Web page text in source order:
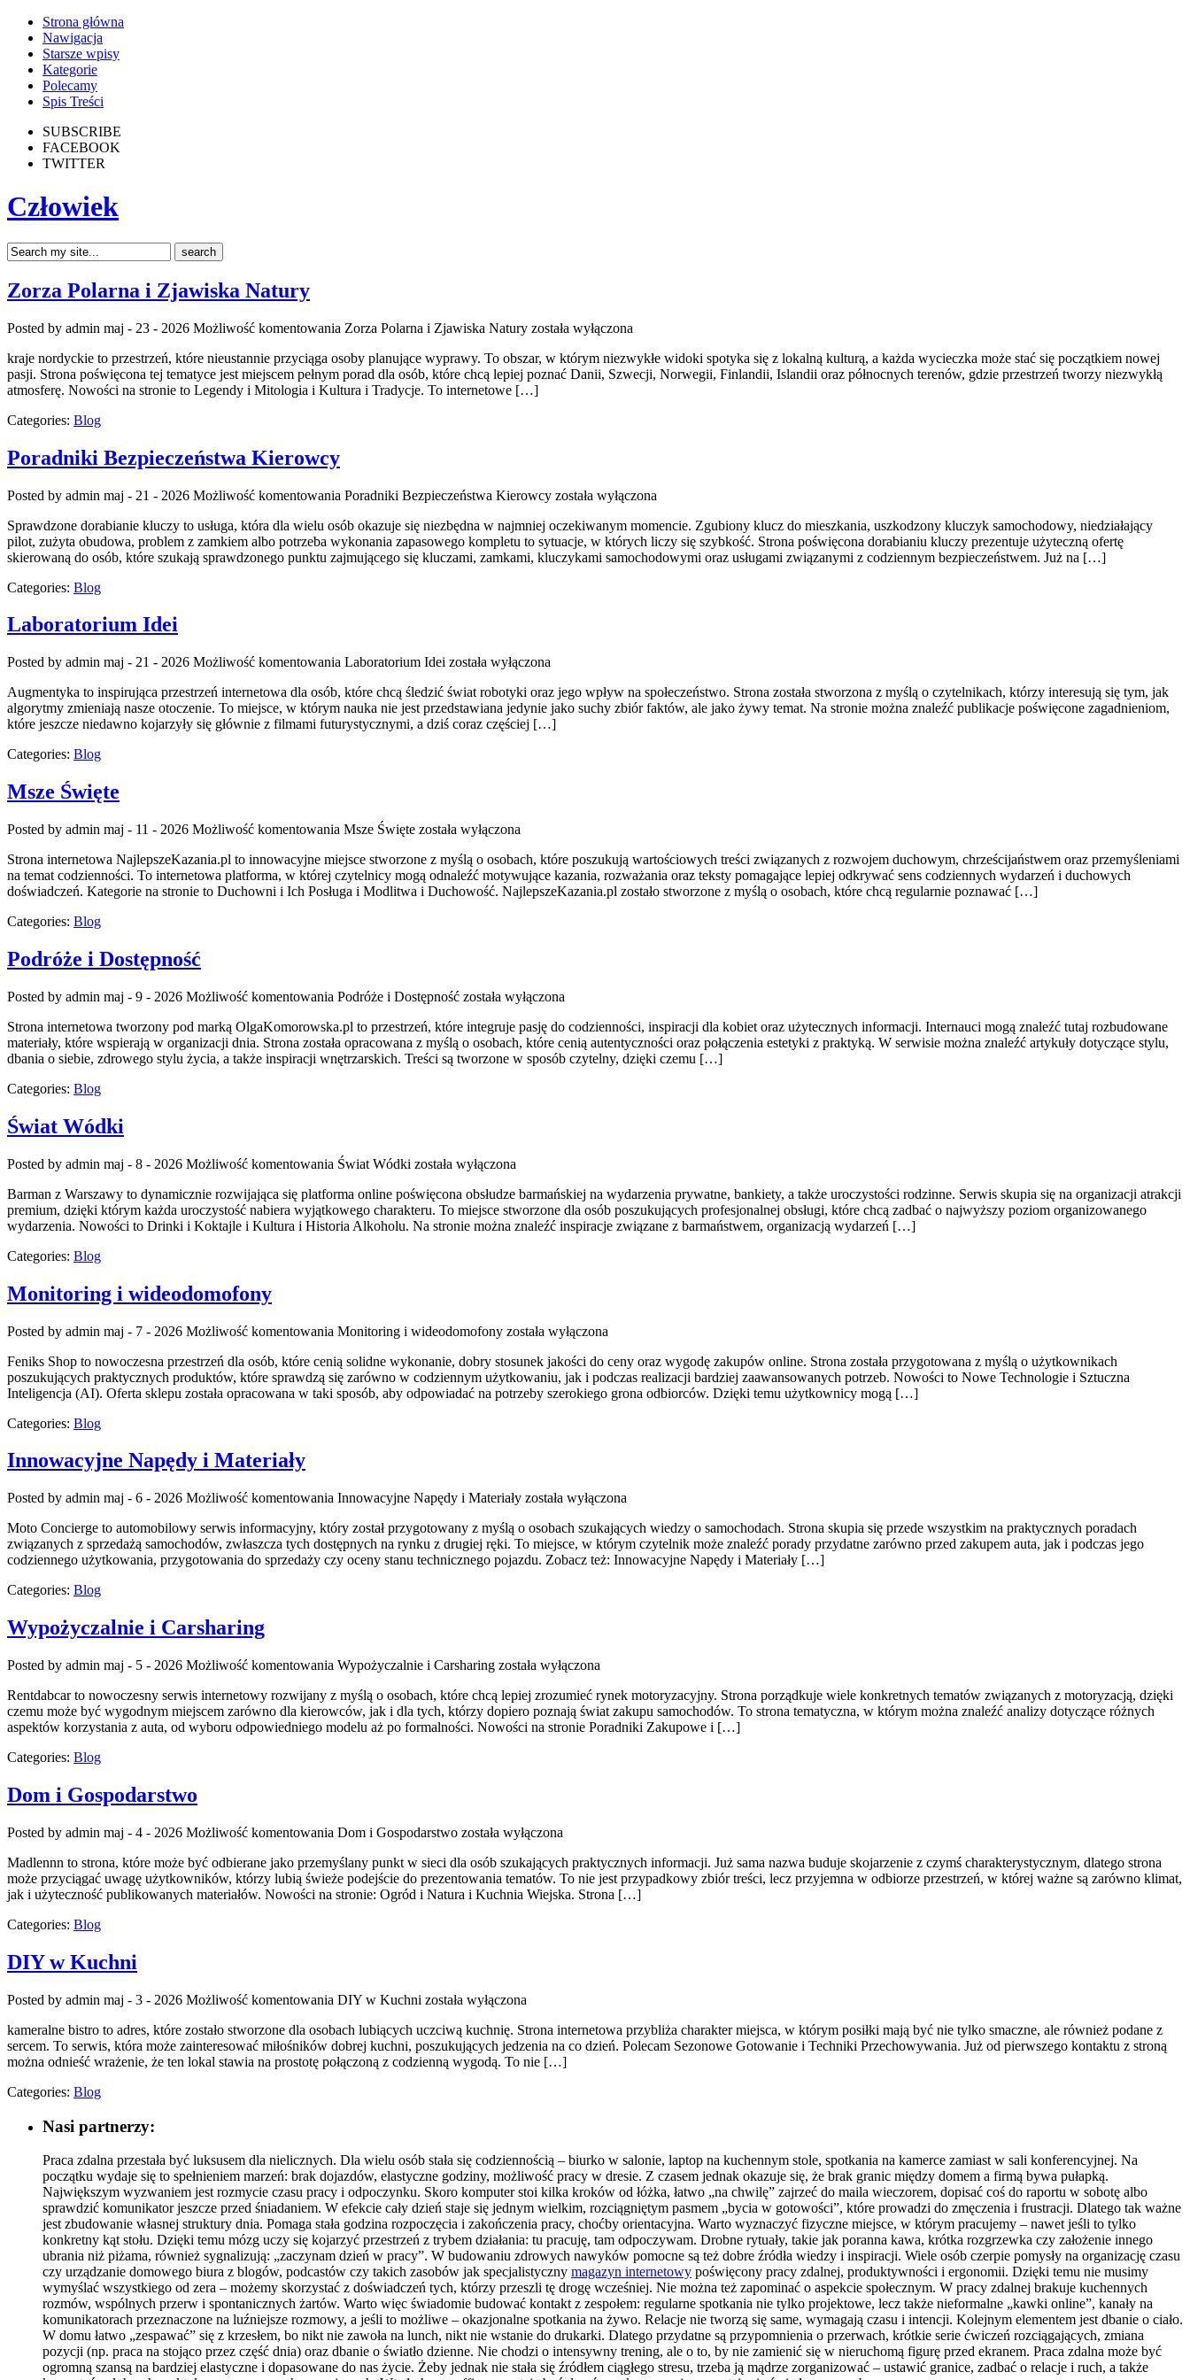
Strona główna
Nawigacja
Starsze wpisy
Kategorie
Polecamy
Spis Treści
SUBSCRIBE
FACEBOOK
TWITTER
Człowiek
Zorza Polarna i Zjawiska Natury
Posted by admin maj - 23 - 2026 Możliwość komentowania Zorza Polarna i Zjawiska Natury została wyłączona
kraje nordyckie to przestrzeń, które nieustannie przyciąga osoby planujące wyprawy. To obszar, w którym niezwykłe widoki spotyka się z lokalną kulturą, a każda wycieczka może stać się początkiem nowej
pasji. Strona poświęcona tej tematyce jest miejscem pełnym porad dla osób, które chcą lepiej poznać Danii, Szwecji, Norwegii, Finlandii, Islandii oraz północnych terenów, gdzie przestrzeń tworzy niezwykłą
atmosferę. Nowości na stronie to Legendy i Mitologia i Kultura i Tradycje. To internetowe […]
Categories: Blog
Poradniki Bezpieczeństwa Kierowcy
Posted by admin maj - 21 - 2026 Możliwość komentowania Poradniki Bezpieczeństwa Kierowcy została wyłączona
Sprawdzone dorabianie kluczy to usługa, która dla wielu osób okazuje się niezbędna w najmniej oczekiwanym momencie. Zgubiony klucz do mieszkania, uszkodzony kluczyk samochodowy, niedziałający
pilot, zużyta obudowa, problem z zamkiem albo potrzeba wykonania zapasowego kompletu to sytuacje, w których liczy się szybkość. Strona poświęcona dorabianiu kluczy prezentuje użyteczną ofertę
skierowaną do osób, które szukają sprawdzonego punktu zajmującego się kluczami, zamkami, kluczykami samochodowymi oraz usługami związanymi z codziennym bezpieczeństwem. Już na […]
Categories: Blog
Laboratorium Idei
Posted by admin maj - 21 - 2026 Możliwość komentowania Laboratorium Idei została wyłączona
Augmentyka to inspirująca przestrzeń internetowa dla osób, które chcą śledzić świat robotyki oraz jego wpływ na społeczeństwo. Strona została stworzona z myślą o czytelnikach, którzy interesują się tym, jak
algorytmy zmieniają nasze otoczenie. To miejsce, w którym nauka nie jest przedstawiana jedynie jako suchy zbiór faktów, ale jako żywy temat. Na stronie można znaleźć publikacje poświęcone zagadnieniom,
które jeszcze niedawno kojarzyły się głównie z filmami futurystycznymi, a dziś coraz częściej […]
Categories: Blog
Msze Święte
Posted by admin maj - 11 - 2026 Możliwość komentowania Msze Święte została wyłączona
Strona internetowa NajlepszeKazania.pl to innowacyjne miejsce stworzone z myślą o osobach, które poszukują wartościowych treści związanych z rozwojem duchowym, chrześcijaństwem oraz przemyśleniami
na temat codzienności. To internetowa platforma, w której czytelnicy mogą odnaleźć motywujące kazania, rozważania oraz teksty pomagające lepiej odkrywać sens codziennych wydarzeń i duchowych
doświadczeń. Kategorie na stronie to Duchowni i Ich Posługa i Modlitwa i Duchowość. NajlepszeKazania.pl zostało stworzone z myślą o osobach, które chcą regularnie poznawać […]
Categories: Blog
Podróże i Dostępność
Posted by admin maj - 9 - 2026 Możliwość komentowania Podróże i Dostępność została wyłączona
Strona internetowa tworzony pod marką OlgaKomorowska.pl to przestrzeń, które integruje pasję do codzienności, inspiracji dla kobiet oraz użytecznych informacji. Internauci mogą znaleźć tutaj rozbudowane
materiały, które wspierają w organizacji dnia. Strona została opracowana z myślą o osobach, które cenią autentyczności oraz połączenia estetyki z praktyką. W serwisie można znaleźć artykuły dotyczące stylu,
dbania o siebie, zdrowego stylu życia, a także inspiracji wnętrzarskich. Treści są tworzone w sposób czytelny, dzięki czemu […]
Categories: Blog
Świat Wódki
Posted by admin maj - 8 - 2026 Możliwość komentowania Świat Wódki została wyłączona
Barman z Warszawy to dynamicznie rozwijająca się platforma online poświęcona obsłudze barmańskiej na wydarzenia prywatne, bankiety, a także uroczystości rodzinne. Serwis skupia się na organizacji atrakcji
premium, dzięki którym każda uroczystość nabiera wyjątkowego charakteru. To miejsce stworzone dla osób poszukujących profesjonalnej obsługi, które chcą zadbać o najwyższy poziom organizowanego
wydarzenia. Nowości to Drinki i Koktajle i Kultura i Historia Alkoholu. Na stronie można znaleźć inspiracje związane z barmaństwem, organizacją wydarzeń […]
Categories: Blog
Monitoring i wideodomofony
Posted by admin maj - 7 - 2026 Możliwość komentowania Monitoring i wideodomofony została wyłączona
Feniks Shop to nowoczesna przestrzeń dla osób, które cenią solidne wykonanie, dobry stosunek jakości do ceny oraz wygodę zakupów online. Strona została przygotowana z myślą o użytkownikach
poszukujących praktycznych produktów, które sprawdzą się zarówno w codziennym użytkowaniu, jak i podczas realizacji bardziej zaawansowanych potrzeb. Nowości to Nowe Technologie i Sztuczna
Inteligencja (AI). Oferta sklepu została opracowana w taki sposób, aby odpowiadać na potrzeby szerokiego grona odbiorców. Dzięki temu użytkownicy mogą […]
Categories: Blog
Innowacyjne Napędy i Materiały
Posted by admin maj - 6 - 2026 Możliwość komentowania Innowacyjne Napędy i Materiały została wyłączona
Moto Concierge to automobilowy serwis informacyjny, który został przygotowany z myślą o osobach szukających wiedzy o samochodach. Strona skupia się przede wszystkim na praktycznych poradach
związanych z sprzedażą samochodów, zwłaszcza tych dostępnych na rynku z drugiej ręki. To miejsce, w którym czytelnik może znaleźć porady przydatne zarówno przed zakupem auta, jak i podczas jego
codziennego użytkowania, przygotowania do sprzedaży czy oceny stanu technicznego pojazdu. Zobacz też: Innowacyjne Napędy i Materiały […]
Categories: Blog
Wypożyczalnie i Carsharing
Posted by admin maj - 5 - 2026 Możliwość komentowania Wypożyczalnie i Carsharing została wyłączona
Rentdabcar to nowoczesny serwis internetowy rozwijany z myślą o osobach, które chcą lepiej zrozumieć rynek motoryzacyjny. Strona porządkuje wiele konkretnych tematów związanych z motoryzacją, dzięki
czemu może być wygodnym miejscem zarówno dla kierowców, jak i dla tych, którzy dopiero poznają świat zakupu samochodów. To strona tematyczna, w którym można znaleźć analizy dotyczące różnych
aspektów korzystania z auta, od wyboru odpowiedniego modelu aż po formalności. Nowości na stronie Poradniki Zakupowe i […]
Categories: Blog
Dom i Gospodarstwo
Posted by admin maj - 4 - 2026 Możliwość komentowania Dom i Gospodarstwo została wyłączona
Madlennn to strona, które może być odbierane jako przemyślany punkt w sieci dla osób szukających praktycznych informacji. Już sama nazwa buduje skojarzenie z czymś charakterystycznym, dlatego strona
może przyciągać uwagę użytkowników, którzy lubią świeże podejście do prezentowania tematów. To nie jest przypadkowy zbiór treści, lecz przyjemna w odbiorze przestrzeń, w której ważne są zarówno klimat,
jak i użyteczność publikowanych materiałów. Nowości na stronie: Ogród i Natura i Kuchnia Wiejska. Strona […]
Categories: Blog
DIY w Kuchni
Posted by admin maj - 3 - 2026 Możliwość komentowania DIY w Kuchni została wyłączona
kameralne bistro to adres, które zostało stworzone dla osobach lubiących uczciwą kuchnię. Strona internetowa przybliża charakter miejsca, w którym posiłki mają być nie tylko smaczne, ale również podane z
sercem. To serwis, która może zainteresować miłośników dobrej kuchni, poszukujących jedzenia na co dzień. Polecam Sezonowe Gotowanie i Techniki Przechowywania. Już od pierwszego kontaktu z stroną
można odnieść wrażenie, że ten lokal stawia na prostotę połączoną z codzienną wygodą. To nie […]
Categories: Blog
Nasi partnerzy:
Praca zdalna przestała być luksusem dla nielicznych. Dla wielu osób stała się codziennością – biurko w salonie, laptop na kuchennym stole, spotkania na kamerce zamiast w sali konferencyjnej. Na
początku wydaje się to spełnieniem marzeń: brak dojazdów, elastyczne godziny, możliwość pracy w dresie. Z czasem jednak okazuje się, że brak granic między domem a firmą bywa pułapką.
Największym wyzwaniem jest rozmycie czasu pracy i odpoczynku. Skoro komputer stoi kilka kroków od łóżka, łatwo „na chwilę” zajrzeć do maila wieczorem, dopisać coś do raportu w sobotę albo
sprawdzić komunikator jeszcze przed śniadaniem. W efekcie cały dzień staje się jednym wielkim, rozciągniętym pasmem „bycia w gotowości”, które prowadzi do zmęczenia i frustracji. Dlatego tak ważne
jest zbudowanie własnej struktury dnia. Pomaga stała godzina rozpoczęcia i zakończenia pracy, choćby orientacyjna. Warto wyznaczyć fizyczne miejsce, w którym pracujemy – nawet jeśli to tylko
konkretny kąt stołu. Dzięki temu mózg uczy się kojarzyć przestrzeń z trybem działania: tu pracuję, tam odpoczywam. Drobne rytuały, takie jak poranna kawa, krótka rozgrzewka czy założenie innego
ubrania niż piżama, również sygnalizują: „zaczynam dzień w pracy”. W budowaniu zdrowych nawyków pomocne są też dobre źródła wiedzy i inspiracji. Wiele osób czerpie pomysły na organizację czasu
czy urządzanie domowego biura z blogów, podcastów czy takich zasobów jak specjalistyczny magazyn internetowy poświęcony pracy zdalnej, produktywności i ergonomii. Dzięki temu nie musimy
wymyślać wszystkiego od zera – możemy skorzystać z doświadczeń tych, którzy przeszli tę drogę wcześniej. Nie można też zapominać o aspekcie społecznym. W pracy zdalnej brakuje kuchennych
rozmów, wspólnych przerw i spontanicznych żartów. Warto więc świadomie budować kontakt z zespołem: regularne spotkania nie tylko projektowe, lecz także nieformalne „kawki online”, kanały na
komunikatorach przeznaczone na luźniejsze rozmowy, a jeśli to możliwe – okazjonalne spotkania na żywo. Relacje nie tworzą się same, wymagają czasu i intencji. Kolejnym elementem jest dbanie o ciało.
W domu łatwo „zespawać” się z krzesłem, bo nikt nie zawoła na lunch, nikt nie wstanie do drukarki. Dlatego przydatne są przypomnienia o przerwach, krótkie serie ćwiczeń rozciągających, zmiana
pozycji (np. praca na stojąco przez część dnia) oraz dbanie o światło dzienne. Nie chodzi o intensywny trening, ale o to, by nie zamienić się w nieruchomą figurę przed ekranem. Praca zdalna może być
ogromną szansą na bardziej elastyczne i dopasowane do nas życie. Żeby jednak nie stała się źródłem ciągłego stresu, trzeba ją mądrze zorganizować – ustawić granice, zadbać o relacje i ruch, a także